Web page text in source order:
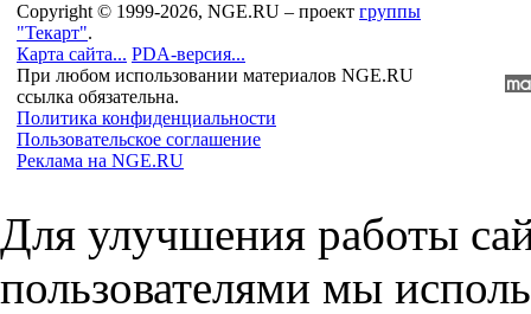
Copyright © 1999-2026, NGE.RU – проект группы
"Текарт".
Карта сайта... PDA-версия...
При любом использовании материалов NGE.RU
ссылка обязательна.
Политика конфиденциальности
Пользовательское соглашение
Реклама на NGE.RU
Для улучшения работы
пользователями мы